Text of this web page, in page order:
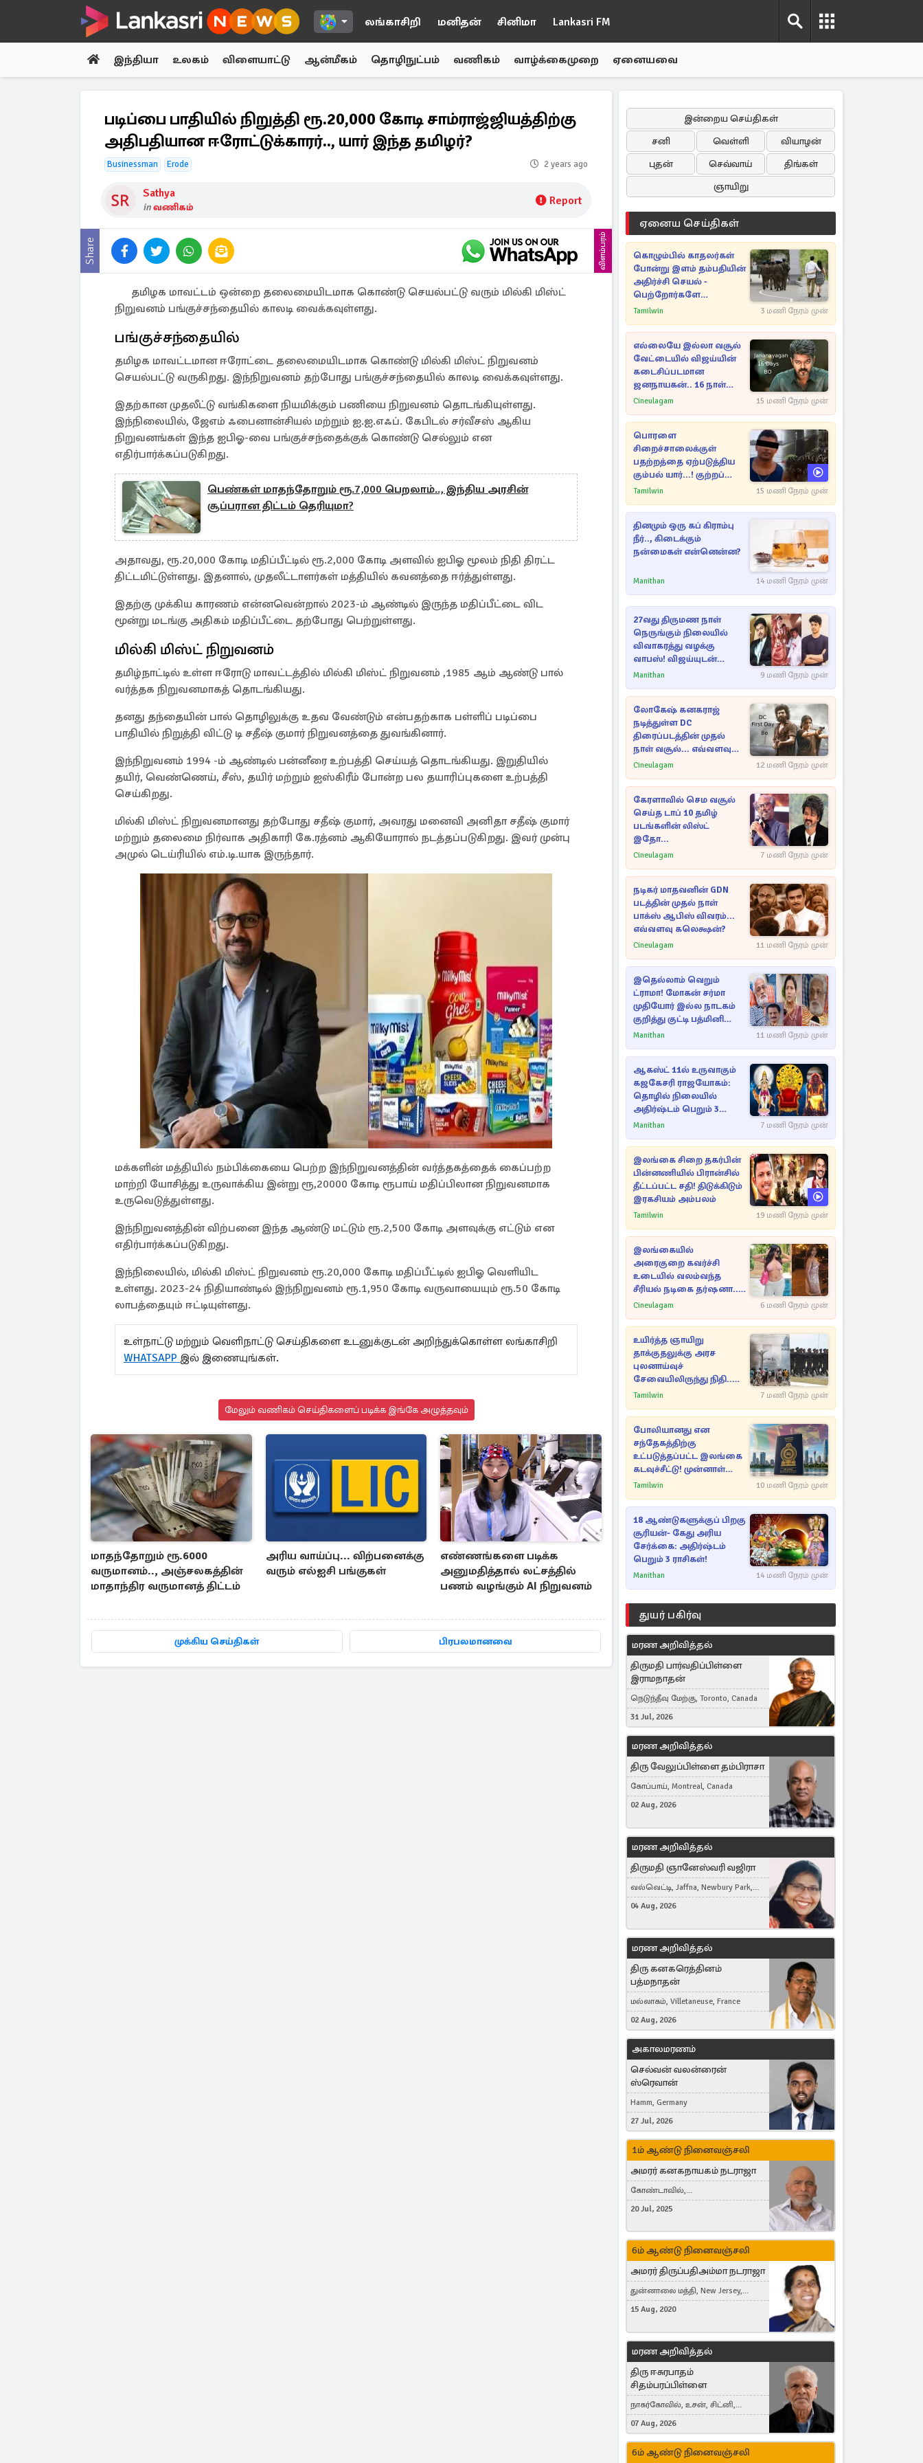
லங்காசிறி மனிதன் சினிமா Lankasri FM
இந்தியா உலகம் விளையாட்டு ஆன்மீகம் தொழிநுட்பம் வணிகம் வாழ்க்கைமுறை ஏனையவை
படிப்பை பாதியில் நிறுத்தி ரூ.20,000 கோடி சாம்ராஜ்ஜியத்திற்கு
அதிபதியான ஈரோட்டுக்காரர்.., யார் இந்த தமிழர்?
Businessman Erode 2 years ago
Sathya
inவணிகம் Report
Share விளம்பரம்
தமிழக மாவட்டம் ஒன்றை தலைமையிடமாக கொண்டு செயல்பட்டு வரும் மில்கி மிஸ்ட்
நிறுவனம் பங்குச்சந்தையில் காலடி வைக்கவுள்ளது.
பங்குச்சந்தையில்
தமிழக மாவட்டமான ஈரோட்டை தலைமையிடமாக கொண்டு மில்கி மிஸ்ட் நிறுவனம்
செயல்பட்டு வருகிறது. இந்நிறுவனம் தற்போது பங்குச்சந்தையில் காலடி வைக்கவுள்ளது.
இதற்கான முதலீட்டு வங்கிகளை நியமிக்கும் பணியை நிறுவனம் தொடங்கியுள்ளது.
இந்நிலையில், ஜேஎம் ஃபைனான்சியல் மற்றும் ஐ.ஐ.எஃப். கேபிடல் சர்வீசஸ் ஆகிய
நிறுவனங்கள் இந்த ஐபிஓ-வை பங்குச்சந்தைக்குக் கொண்டு செல்லும் என
எதிர்பார்க்கப்படுகிறது.
பெண்கள் மாதந்தோறும் ரூ.7,000 பெறலாம்.., இந்திய அரசின்
சூப்பரான திட்டம் தெரியுமா?
அதாவது, ரூ.20,000 கோடி மதிப்பீட்டில் ரூ.2,000 கோடி அளவில் ஐபிஓ மூலம் நிதி திரட்ட
திட்டமிட்டுள்ளது. இதனால், முதலீட்டாளர்கள் மத்தியில் கவனத்தை ஈர்த்துள்ளது.
இதற்கு முக்கிய காரணம் என்னவென்றால் 2023-ம் ஆண்டில் இருந்த மதிப்பீட்டை விட
மூன்று மடங்கு அதிகம் மதிப்பீட்டை தற்போது பெற்றுள்ளது.
மில்கி மிஸ்ட் நிறுவனம்
தமிழ்நாட்டில் உள்ள ஈரோடு மாவட்டத்தில் மில்கி மிஸ்ட் நிறுவனம் ,1985 ஆம் ஆண்டு பால்
வர்த்தக நிறுவனமாகத் தொடங்கியது.
தனது தந்தையின் பால் தொழிலுக்கு உதவ வேண்டும் என்பதற்காக பள்ளிப் படிப்பை
பாதியில் நிறுத்தி விட்டு டி சதீஷ் குமார் நிறுவனத்தை துவங்கினார்.
இந்நிறுவனம் 1994 -ம் ஆண்டில் பன்னீரை உற்பத்தி செய்யத் தொடங்கியது. இறுதியில்
தயிர், வெண்ணெய், சீஸ், தயிர் மற்றும் ஐஸ்கிரீம் போன்ற பல தயாரிப்புகளை உற்பத்தி
செய்கிறது.
மில்கி மிஸ்ட் நிறுவனமானது தற்போது சதீஷ் குமார், அவரது மனைவி அனிதா சதீஷ் குமார்
மற்றும் தலைமை நிர்வாக அதிகாரி கே.ரத்னம் ஆகியோரால் நடத்தப்படுகிறது. இவர் முன்பு
அமுல் டெய்ரியில் எம்.டி.யாக இருந்தார்.
மக்களின் மத்தியில் நம்பிக்கையை பெற்ற இந்நிறுவனத்தின் வர்த்தகத்தைக் கைப்பற்ற
மாற்றி யோசித்து உருவாக்கிய இன்று ரூ,20000 கோடி ரூபாய் மதிப்பிலான நிறுவனமாக
உருவெடுத்துள்ளது.
இந்நிறுவனத்தின் விற்பனை இந்த ஆண்டு மட்டும் ரூ.2,500 கோடி அளவுக்கு எட்டும் என
எதிர்பார்க்கப்படுகிறது.
இந்நிலையில், மில்கி மிஸ்ட் நிறுவனம் ரூ.20,000 கோடி மதிப்பீட்டில் ஐபிஓ வெளியிட
உள்ளது. 2023-24 நிதியாண்டில் இந்நிறுவனம் ரூ.1,950 கோடி வருவாயையும் ரூ.50 கோடி
லாபத்தையும் ஈட்டியுள்ளது.
உள்நாட்டு மற்றும் வெளிநாட்டு செய்திகளை உடனுக்குடன் அறிந்துக்கொள்ள லங்காசிறி
WHATSAPP இல் இணையுங்கள்.
மேலும் வணிகம் செய்திகளைப் படிக்க இங்கே அழுத்தவும்
மாதந்தோறும் ரூ.6000
வருமானம்.., அஞ்சலகத்தின்
மாதாந்திர வருமானத் திட்டம்
அரிய வாய்ப்பு... விற்பனைக்கு
வரும் எல்ஐசி பங்குகள்
எண்ணங்களை படிக்க
அனுமதித்தால் லட்சத்தில்
பணம் வழங்கும் AI நிறுவனம்
முக்கிய செய்திகள் பிரபலமானவை
இன்றைய செய்திகள்
சனி
வெள்ளி
வியாழன்
புதன்
செவ்வாய்
திங்கள்
ஞாயிறு
ஏனைய செய்திகள்
கொழும்பில் காதலர்கள்
போன்று இளம் தம்பதியின்
அதிர்ச்சி செயல் -
பெற்றோர்களே
எச்சரிக்கை
Tamilwin 3 மணி நேரம் முன்
எல்லையே இல்லா வசூல்
வேட்டையில் விஜய்யின்
கடைசிப்படமான
ஜனநாயகன்.. 16 நாள்
பாக்ஸ் ஆபிஸ்
Cineulagam 15 மணி நேரம் முன்
பொரளை
சிறைச்சாலைக்குள்
பதற்றத்தை ஏற்படுத்திய
கும்பல் யார்...! குற்றப்
பின்னணி தொடர்பில்
Tamilwin 15 மணி நேரம் முன்
தினமும் ஒரு கப் கிராம்பு
நீர்.., கிடைக்கும்
நன்மைகள் என்னென்ன?
Manithan 14 மணி நேரம் முன்
27வது திருமண நாள்
நெருங்கும் நிலையில்
விவாகரத்து வழக்கு
வாபஸ்! விஜய்யுடன்
மீண்டும் இணைவாரா?
Manithan 9 மணி நேரம் முன்
லோகேஷ் கனகராஜ்
நடித்துள்ள DC
திரைப்படத்தின் முதல்
நாள் வசூல்... எவ்வளவு
தெரியுமா?
Cineulagam 12 மணி நேரம் முன்
கேரளாவில் செம வசூல்
செய்த டாப் 10 தமிழ்
படங்களின் லிஸ்ட்
இதோ...
Cineulagam 7 மணி நேரம் முன்
நடிகர் மாதவனின் GDN
படத்தின் முதல் நாள்
பாக்ஸ் ஆபிஸ் விவரம்...
எவ்வளவு கலெக்ஷன்?
Cineulagam 11 மணி நேரம் முன்
இதெல்லாம் வெறும்
ட்ராமா! மோகன் சர்மா
முதியோர் இல்ல நாடகம்
குறித்து குட்டி பத்மினி
பரபரப்பு பேட்டி
Manithan 11 மணி நேரம் முன்
ஆகஸ்ட் 11ல் உருவாகும்
கஜகேசரி ராஜயோகம்:
தொழில் நிலையில்
அதிர்ஷ்டம் பெறும் 3
ராசிகள்!
Manithan 7 மணி நேரம் முன்
இலங்கை சிறை தகர்பின்
பின்னணியில் பிரான்சில்
தீட்டப்பட்ட சதி! திடுக்கிடும்
இரகசியம் அம்பலம்
Tamilwin 19 மணி நேரம் முன்
இலங்கையில்
அரைகுறை கவர்ச்சி
உடையில் வலம்வந்த
சீரியல் நடிகை தர்ஷனா...
அவரே வெளியிட்ட
Cineulagam 6 மணி நேரம் முன்
உயிர்த்த ஞாயிறு
தாக்குதலுக்கு அரச
புலனாய்வுச்
சேவையிலிருந்து நிதி..
வெளியான அதிர்ச்சி
Tamilwin 7 மணி நேரம் முன்
போலியானது என
சந்தேகத்திற்கு
உட்படுத்தப்பட்ட இலங்கை
கடவுச்சீட்டு! முன்னாள்
எம்.பிக்கு
சிக்கல்
Tamilwin 10 மணி நேரம் முன்
18 ஆண்டுகளுக்குப் பிறகு
சூரியன்- கேது அரிய
சேர்க்கை: அதிர்ஷ்டம்
பெறும் 3 ராசிகள்!
Manithan 14 மணி நேரம் முன்
துயர் பகிர்வு
மரண அறிவித்தல்
திருமதி பார்வதிப்பிள்ளை
இராமநாதன்
நெடுந்தீவு மேற்கு, Toronto, Canada
31 Jul, 2026
மரண அறிவித்தல்
திரு வேலுப்பிள்ளை தம்பிராசா
கோப்பாய், Montreal, Canada
02 Aug, 2026
மரண அறிவித்தல்
திருமதி ஞானேஸ்வரி வஜிரா
வல்வெட்டி, Jaffna, Newbury Park,
United Kingdom
04 Aug, 2026
மரண அறிவித்தல்
திரு கனகரெத்தினம்
பத்மநாதன்
மல்லாகம், Villetaneuse, France
02 Aug, 2026
அகாலமரணம்
செல்வன் வலன்ரைன்
ஸ்ரெவான்
Hamm, Germany
27 Jul, 2026
1ம் ஆண்டு நினைவஞ்சலி
அமரர் கனகநாயகம் நடராஜா
கோண்டாவில்,
புன்னாலைக்கட்டுவன், சவுதி
Germany, Brampton, Canada
20 Jul, 2025
6ம் ஆண்டு நினைவஞ்சலி
அமரர் திருப்பதிஅம்மா நடராஜா
துன்னாலை மத்தி, New Jersey,
United States, Toronto, Canada
15 Aug, 2020
மரண அறிவித்தல்
திரு ஈசுரபாதம்
சிதம்பரப்பிள்ளை
நாகர்கோவில், உசன், சிட்னி,
Australia
07 Aug, 2026
6ம் ஆண்டு நினைவஞ்சலி